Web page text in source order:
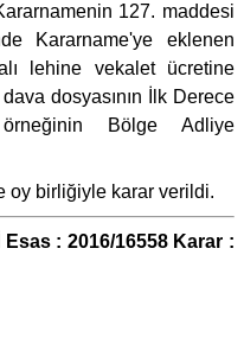
127. maddesi
Kararname'ye eklenen
lehine vekalet ücretine
dosyasının İlk Derece
Bölge Adliye
oy birliğiyle karar verildi.
: 2016/16558 Karar :